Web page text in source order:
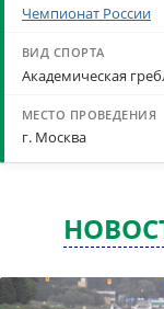
Чемпионат России
Академическая
г. Москва